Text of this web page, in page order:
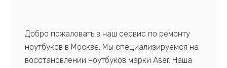
Добро пожаловать в наш сервис по ремонту
ноутбуков в Москве. Мы специализируемся на
восстановлении ноутбуков марки Aser. Наша